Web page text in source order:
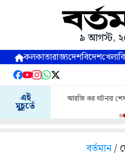
৯ আগস্ট,
কলকাতারাজ্যদেশবিদেশখেলা
এই
মুহূর্তে
আরজি কর ঘটনার
বর্তমান/